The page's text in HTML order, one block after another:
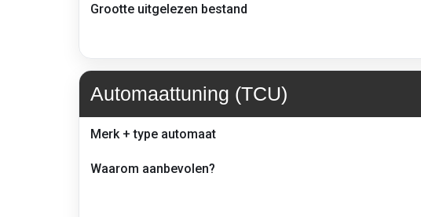
–
Grootte uitgelezen bestand
Transmissie
advies
Automaattuning (TCU)
Merk + type automaat
Waarom aanbevolen?